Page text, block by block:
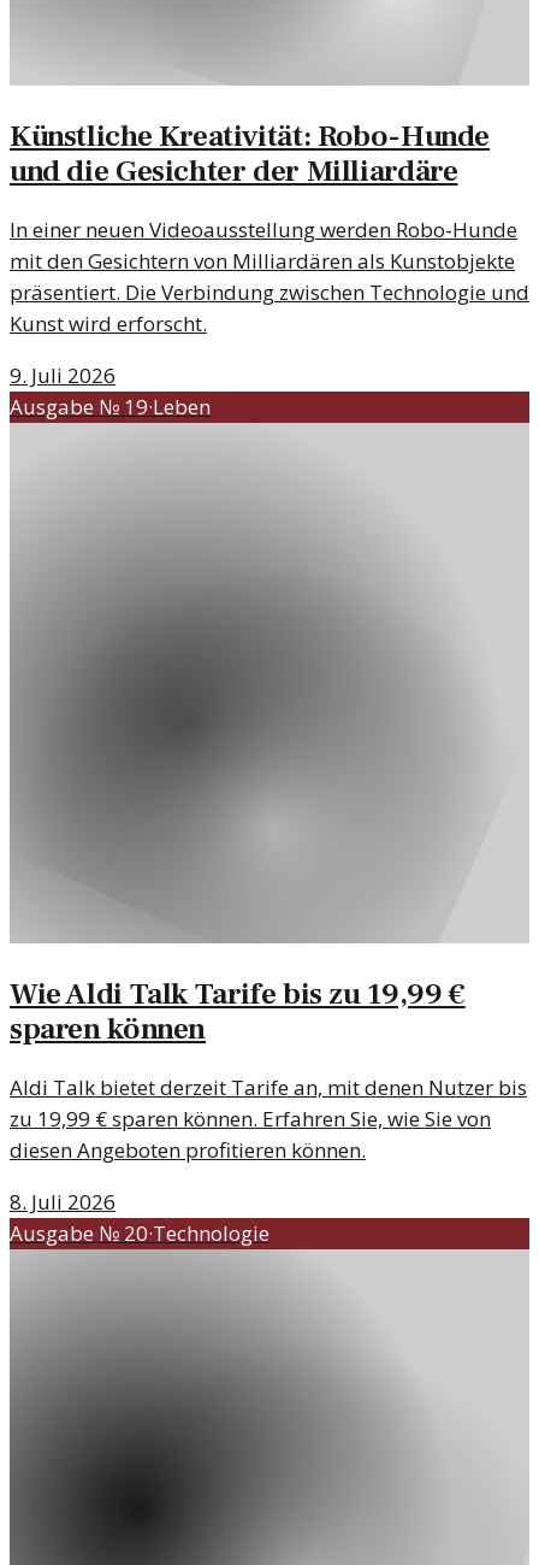
Künstliche Kreativität: Robo-Hunde
und die Gesichter der Milliardäre
In einer neuen Videoausstellung werden Robo-Hunde
mit den Gesichtern von Milliardären als Kunstobjekte
präsentiert. Die Verbindung zwischen Technologie und
Kunst wird erforscht.
9. Juli 2026
Ausgabe № 19·Leben
Wie Aldi Talk Tarife bis zu 19,99 €
sparen können
Aldi Talk bietet derzeit Tarife an, mit denen Nutzer bis
zu 19,99 € sparen können. Erfahren Sie, wie Sie von
diesen Angeboten profitieren können.
8. Juli 2026
Ausgabe № 20·Technologie